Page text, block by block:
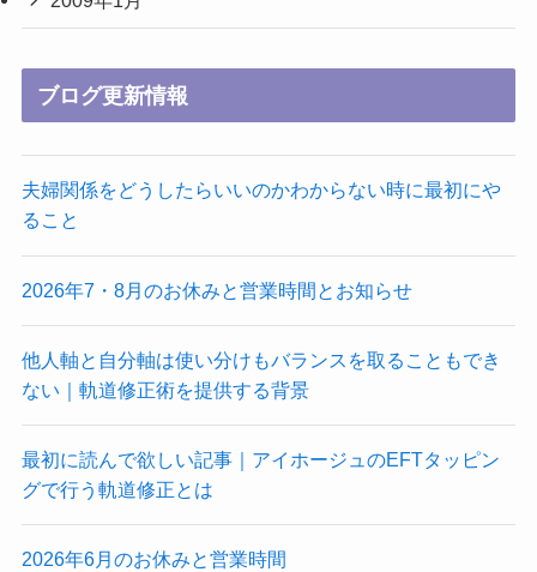
ブログ更新情報
夫婦関係をどうしたらいいのかわからない時に最初にや
ること
2026年7・8月のお休みと営業時間とお知らせ
他人軸と自分軸は使い分けもバランスを取ることもでき
ない｜軌道修正術を提供する背景
最初に読んで欲しい記事｜アイホージュのEFTタッピン
グで行う軌道修正とは
2026年6月のお休みと営業時間